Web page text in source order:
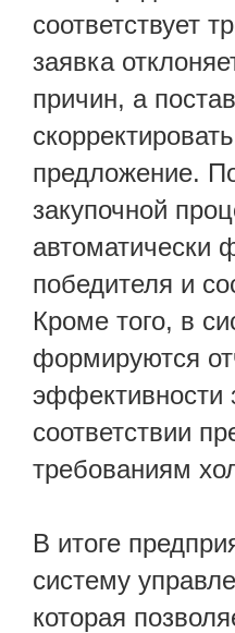
соответствует
заявка
причин, а
предложение.
закупочной
автоматически
победителя и
Кроме того, в
формируются
эффективности
соответствии
требованиям
В итоге
систему
которая